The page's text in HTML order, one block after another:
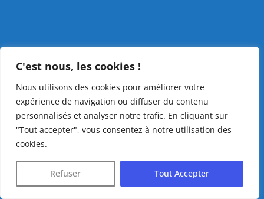
C'est nous, les cookies !
Nous utilisons des cookies pour améliorer votre
expérience de navigation ou diffuser du contenu
personnalisés et analyser notre trafic. En cliquant sur
"Tout accepter", vous consentez à notre utilisation des
cookies.
Refuser Tout Accepter